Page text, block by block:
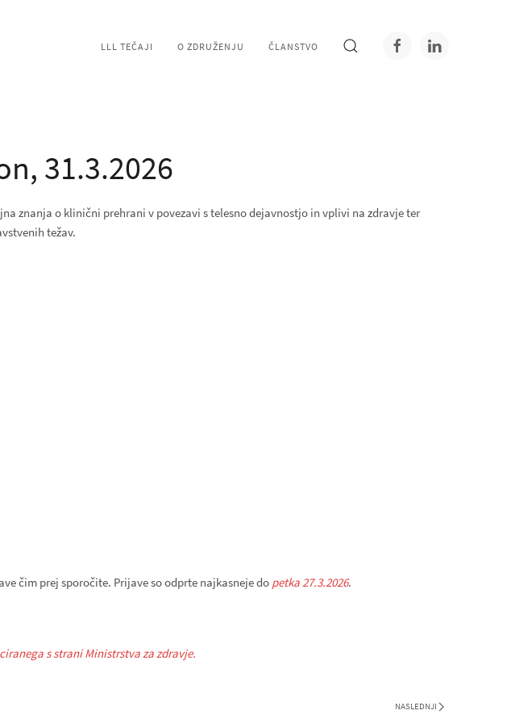
LLL TEČAJI O ZDRUŽENJU ČLANSTVO
31.3.2026
znanja o klinični prehrani v povezavi s telesno dejavnostjo in vplivi na zdravje ter
težav.
čim prej sporočite. Prijave so odprte najkasneje do petka 27.3.2026.
s strani Ministrstva za zdravje.
NASLEDNJI